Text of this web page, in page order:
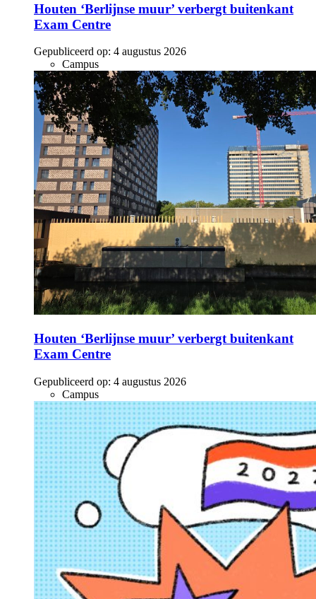
Houten ‘Berlijnse muur’ verbergt buitenkant
Exam Centre
Gepubliceerd op: 4 augustus 2026
Campus
Houten ‘Berlijnse muur’ verbergt buitenkant
Exam Centre
Gepubliceerd op: 4 augustus 2026
Campus